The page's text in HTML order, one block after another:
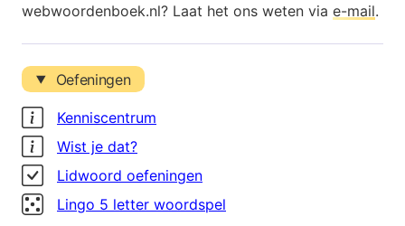
webwoordenboek.nl? Laat het ons weten via e-mail.
Oefeningen
Kenniscentrum
Wist je dat?
Lidwoord oefeningen
Lingo 5 letter woordspel